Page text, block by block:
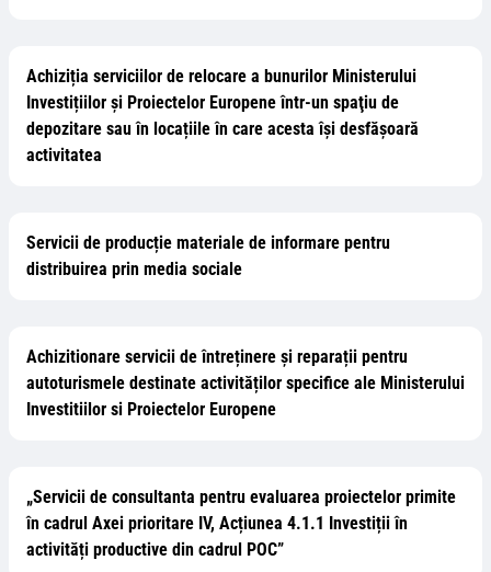
Achiziția serviciilor de relocare a bunurilor Ministerului
Investițiilor și Proiectelor Europene într-un spaţiu de
depozitare sau în locațiile în care acesta își desfășoară
activitatea
Servicii de producție materiale de informare pentru
distribuirea prin media sociale
Achizitionare servicii de întreținere și reparații pentru
autoturismele destinate activităților specifice ale Ministerului
Investitiilor si Proiectelor Europene
„Servicii de consultanta pentru evaluarea proiectelor primite
în cadrul Axei prioritare IV, Acțiunea 4.1.1 Investiții în
activități productive din cadrul POC”